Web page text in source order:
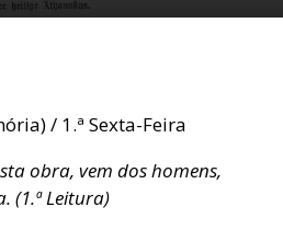
/ 1.ª Sexta-Feira
obra, vem dos homens,
(1.ª Leitura)